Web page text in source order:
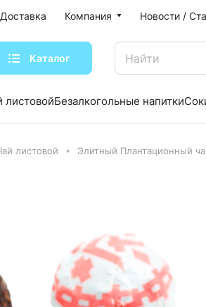
Доставка Компания Новости /
Каталог
листовойБезалкогольные напитки
листовой Элитный Плантационный